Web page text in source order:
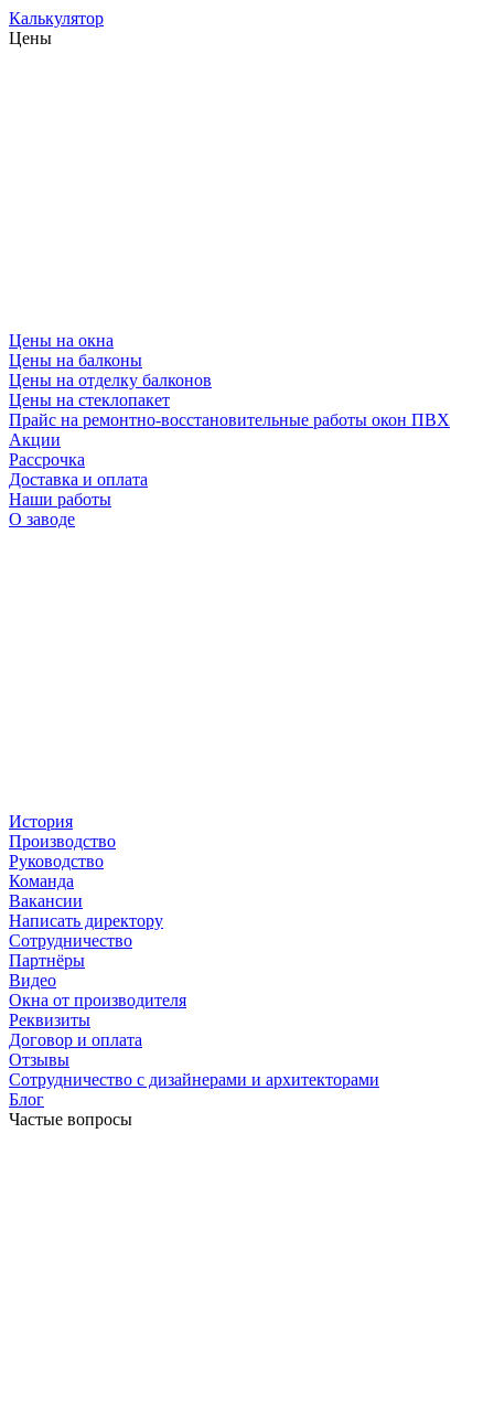
Калькулятор
Цены
Цены на окна
Цены на балконы
Цены на отделку балконов
Цены на стеклопакет
Прайс на ремонтно-восстановительные работы окон ПВХ
Акции
Рассрочка
Доставка и оплата
Наши работы
О заводе
История
Производство
Руководство
Команда
Вакансии
Написать директору
Сотрудничество
Партнёры
Видео
Окна от производителя
Реквизиты
Договор и оплата
Отзывы
Сотрудничество с дизайнерами и архитекторами
Блог
Частые вопросы